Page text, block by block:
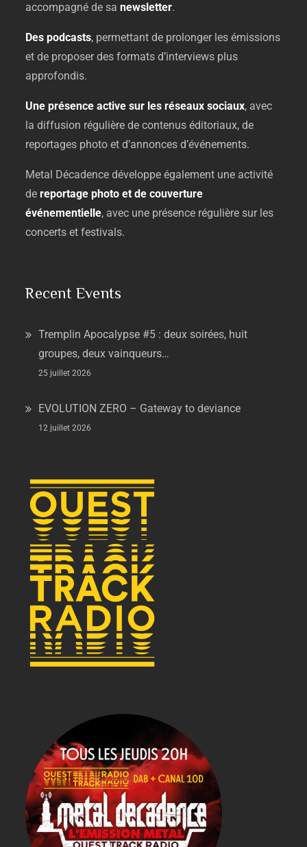
accompagnéde sanewsletter.
Despodcasts, permettantde prolonger lesémissions
etde proposerdesformatsd’interviews plus
approfondis.
Uneprésenceactivesur lesréseauxsociaux, avec
ladiffusion régulièredecontenuséditoriaux,de
reportages photoetd’annoncesd’événements.
Metal Décadencedéveloppeégalement une activité
dereportagephotoetdecouverture
événementielle, avec une présence régulière sur les
concertsetfestivals.
Recent Events
Tremplin Apocalypse #5 : deux soirées, huit
groupes, deux vainqueurs…
25 juillet 2026
EVOLUTION ZERO – Gateway to deviance
12 juillet 2026